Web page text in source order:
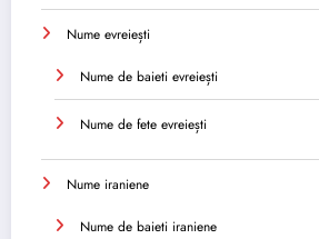
Nume evreiești
Nume de baieti evreiești
Nume de fete evreiești
Nume iraniene
Nume de baieti iraniene